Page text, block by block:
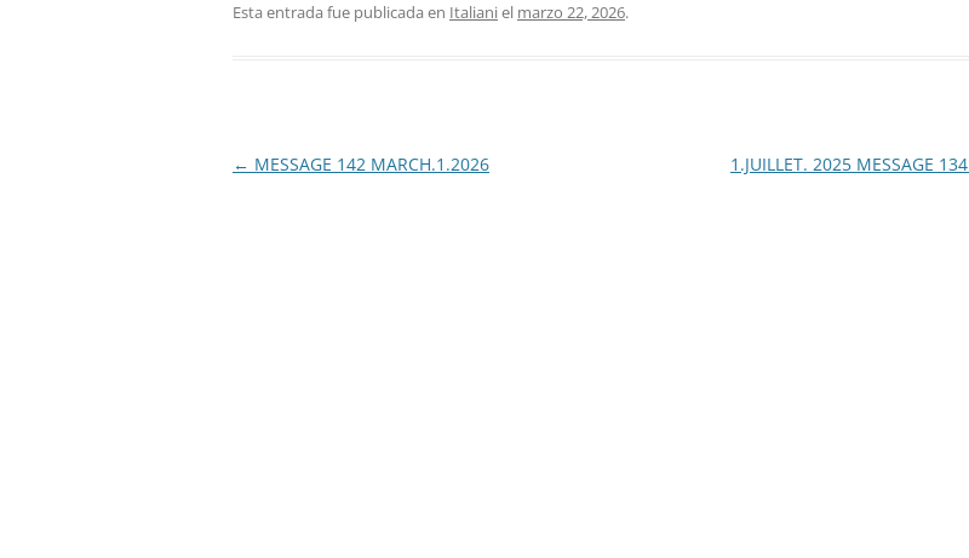
Esta entrada fue publicada en Italianiel marzo 22, 2026.
Navegación
← MESSAGE 142 MARCH.1.2026 1.JUILLET. 2025 MESSAGE 134